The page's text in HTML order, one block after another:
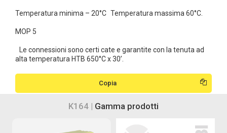
Temperatura minima – 20°C Temperatura massima 60°C.
MOP 5
Le connessioni sono certi cate e garantite con la tenuta ad
alta temperatura HTB 650°C x 30’.
Copia
K164 | Gamma prodotti